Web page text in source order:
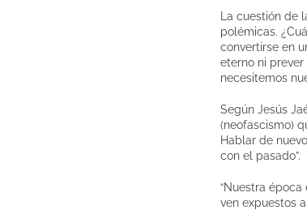
La cuestión de
polémicas.
convertirse en
eterno ni
necesitemos
Según Jesús
(neofascismo)
Hablar de
con el pasado”.
“Nuestra
ven expuestos